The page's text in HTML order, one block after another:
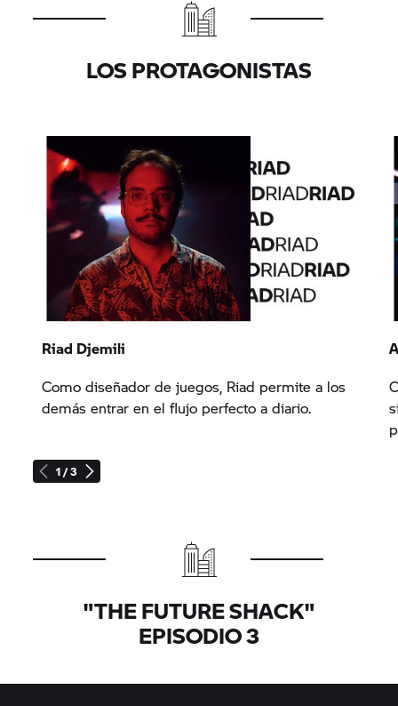
LOS PROTAGONISTAS
1 / 3
Riad Djemili
Como diseñador de juegos, Riad permite a los
demás entrar en el flujo perfecto a diario.
"THE FUTURE SHACK"
EPISODIO 3